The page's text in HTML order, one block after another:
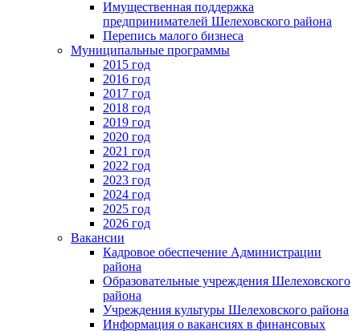
Имущественная поддержка
предпринимателей Шелеховского района
Перепись малого бизнеса
Муниципальные программы
2015 год
2016 год
2017 год
2018 год
2019 год
2020 год
2021 год
2022 год
2023 год
2024 год
2025 год
2026 год
Вакансии
Кадровое обеспечение Администрации
района
Образовательные учреждения Шелеховского
района
Учреждения культуры Шелеховского района
Информация о вакансиях в финансовых